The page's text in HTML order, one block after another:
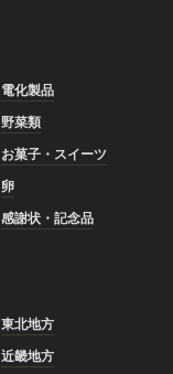
電化製品
野菜類
お菓子・スイーツ
卵
感謝状・記念品
東北地方
近畿地方